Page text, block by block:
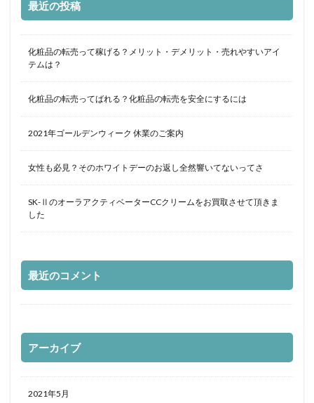
最近の投稿
化粧品の転売って稼げる？メリット・デメリット・売れやすいアイ
テムは？
化粧品の転売ってばれる？化粧品の転売を安全にするには
2021年ゴールデンウィーク 休業のご案内
女性も必見？そのホワイトデーのお返し全然響いてないってさ
SK-ⅡのオーラアクティベーターCCクリームをお買取させて頂きま
した
最近のコメント
アーカイブ
2021年5月